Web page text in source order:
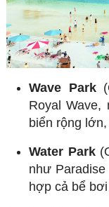
Wave Park
Royal
biển rộng
Water Park
như
hợp cả bể